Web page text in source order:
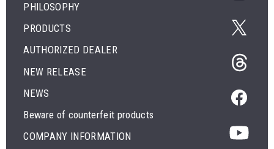
PHILOSOPHY
PRODUCTS
AUTHORIZED DEALER
NEW RELEASE
NEWS
Beware of counterfeit products
COMPANY INFORMATION